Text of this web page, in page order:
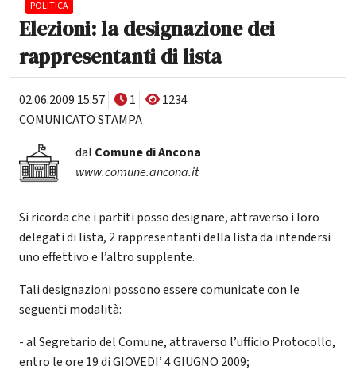
POLITICA
Elezioni: la designazione dei
rappresentanti di lista
02.06.2009 15:57 1
1234
COMUNICATO STAMPA
dal Comune di Ancona
www.comune.ancona.it
Si ricorda che i partiti posso designare, attraverso i loro
delegati di lista, 2 rappresentanti della lista da intendersi
uno effettivo e l’altro supplente.
Tali designazioni possono essere comunicate con le
seguenti modalità:
- al Segretario del Comune, attraverso l’ufficio Protocollo,
entro le ore 19 di GIOVEDI’ 4 GIUGNO 2009;